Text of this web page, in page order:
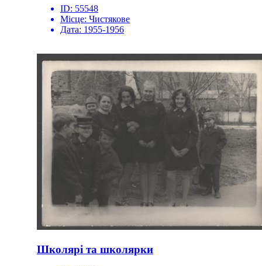
ID: 55548
Місце: Чистякове
Дата: 1955-1956
Школярі та школярки